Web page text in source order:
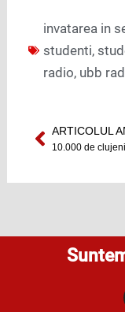
invatarea in
studenti,
radio, ubb
Prev
ARTICOLUL